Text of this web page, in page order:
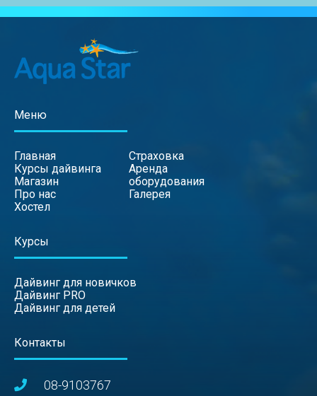
Меню
Главная
Курсы дайвинга
Магазин
Про нас
Хостел
Страховка
Аренда
оборудования
Галерея
Курсы
Дайвинг для новичков
Дайвинг PRO
Дайвинг для детей
Контакты
08-9103767